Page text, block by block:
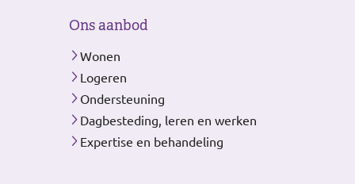
Ons aanbod
Wonen
Logeren
Ondersteuning
Dagbesteding, leren en werken
Expertise en behandeling